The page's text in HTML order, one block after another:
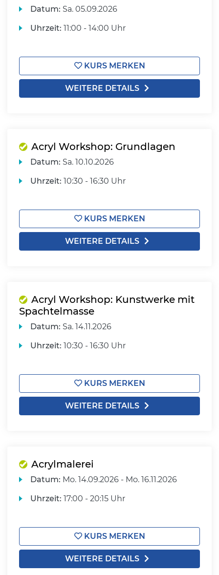
Datum: Sa. 05.09.2026
Uhrzeit: 11:00 - 14:00 Uhr
KURS MERKEN
WEITERE DETAILS
Acryl Workshop: Grundlagen
Datum: Sa. 10.10.2026
Uhrzeit: 10:30 - 16:30 Uhr
KURS MERKEN
WEITERE DETAILS
Acryl Workshop: Kunstwerke mit
Spachtelmasse
Datum: Sa. 14.11.2026
Uhrzeit: 10:30 - 16:30 Uhr
KURS MERKEN
WEITERE DETAILS
Acrylmalerei
Datum: Mo. 14.09.2026 - Mo. 16.11.2026
Uhrzeit: 17:00 - 20:15 Uhr
KURS MERKEN
WEITERE DETAILS